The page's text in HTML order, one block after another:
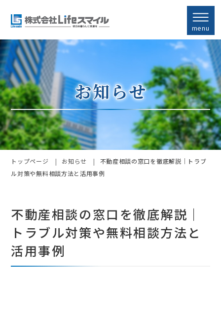
menu
トップページ お知らせ
不動産相談の窓口を徹底解説｜トラブ
ル対策や無料相談方法と活用事例
不動産相談の窓口を徹底解説｜
トラブル対策や無料相談方法と
活用事例